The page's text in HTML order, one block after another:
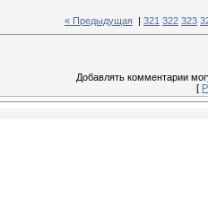
« Предыдущая 321 322 323
Добавлять комментарии
[